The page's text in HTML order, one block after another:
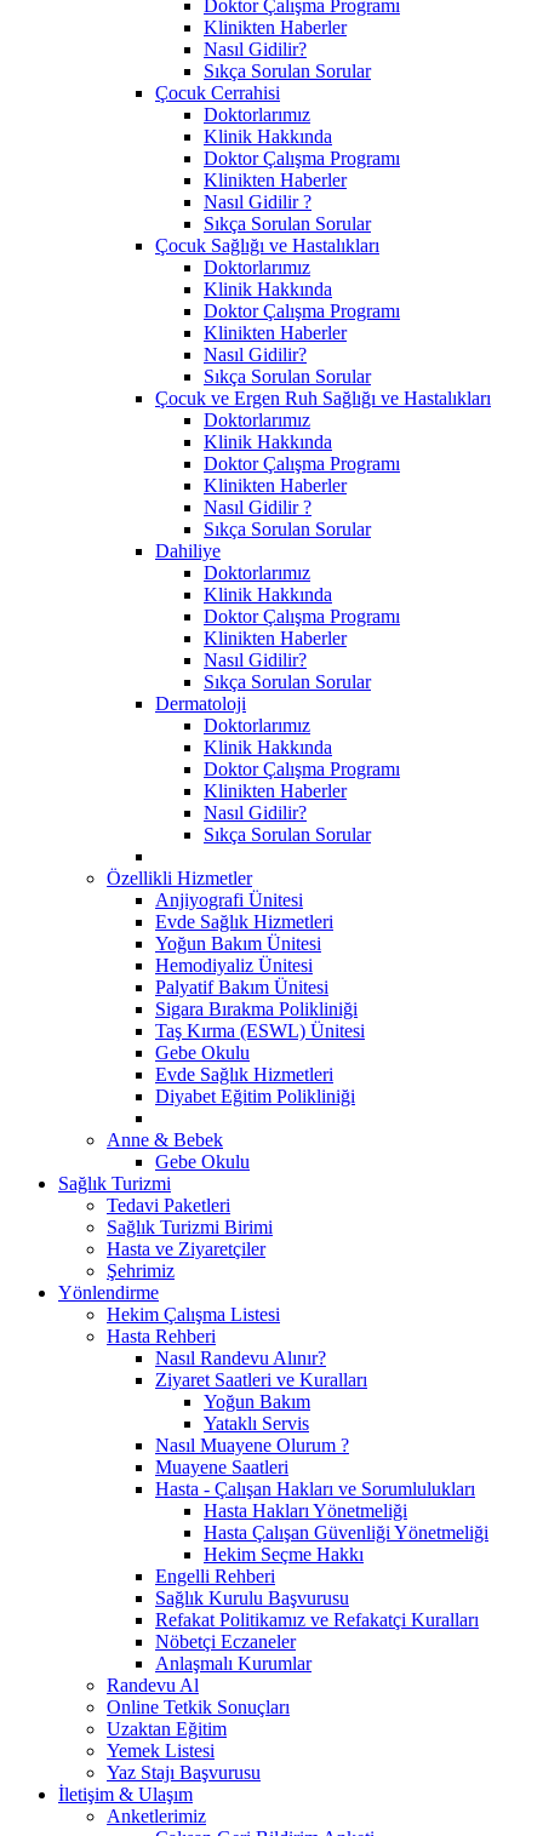
Doktor Çalışma Programı
Klinikten Haberler
Nasıl Gidilir?
Sıkça Sorulan Sorular
Çocuk Cerrahisi
Doktorlarımız
Klinik Hakkında
Doktor Çalışma Programı
Klinikten Haberler
Nasıl Gidilir ?
Sıkça Sorulan Sorular
Çocuk Sağlığı ve Hastalıkları
Doktorlarımız
Klinik Hakkında
Doktor Çalışma Programı
Klinikten Haberler
Nasıl Gidilir?
Sıkça Sorulan Sorular
Çocuk ve Ergen Ruh Sağlığı ve Hastalıkları
Doktorlarımız
Klinik Hakkında
Doktor Çalışma Programı
Klinikten Haberler
Nasıl Gidilir ?
Sıkça Sorulan Sorular
Dahiliye
Doktorlarımız
Klinik Hakkında
Doktor Çalışma Programı
Klinikten Haberler
Nasıl Gidilir?
Sıkça Sorulan Sorular
Dermatoloji
Doktorlarımız
Klinik Hakkında
Doktor Çalışma Programı
Klinikten Haberler
Nasıl Gidilir?
Sıkça Sorulan Sorular
Özellikli Hizmetler
Anjiyografi Ünitesi
Evde Sağlık Hizmetleri
Yoğun Bakım Ünitesi
Hemodiyaliz Ünitesi
Palyatif Bakım Ünitesi
Sigara Bırakma Polikliniği
Taş Kırma (ESWL) Ünitesi
Gebe Okulu
Evde Sağlık Hizmetleri
Diyabet Eğitim Polikliniği
Anne & Bebek
Gebe Okulu
Sağlık Turizmi
Tedavi Paketleri
Sağlık Turizmi Birimi
Hasta ve Ziyaretçiler
Şehrimiz
Yönlendirme
Hekim Çalışma Listesi
Hasta Rehberi
Nasıl Randevu Alınır?
Ziyaret Saatleri ve Kuralları
Yoğun Bakım
Yataklı Servis
Nasıl Muayene Olurum ?
Muayene Saatleri
Hasta - Çalışan Hakları ve Sorumlulukları
Hasta Hakları Yönetmeliği
Hasta Çalışan Güvenliği Yönetmeliği
Hekim Seçme Hakkı
Engelli Rehberi
Sağlık Kurulu Başvurusu
Refakat Politikamız ve Refakatçi Kuralları
Nöbetçi Eczaneler
Anlaşmalı Kurumlar
Randevu Al
Online Tetkik Sonuçları
Uzaktan Eğitim
Yemek Listesi
Yaz Stajı Başvurusu
İletişim & Ulaşım
Anketlerimiz